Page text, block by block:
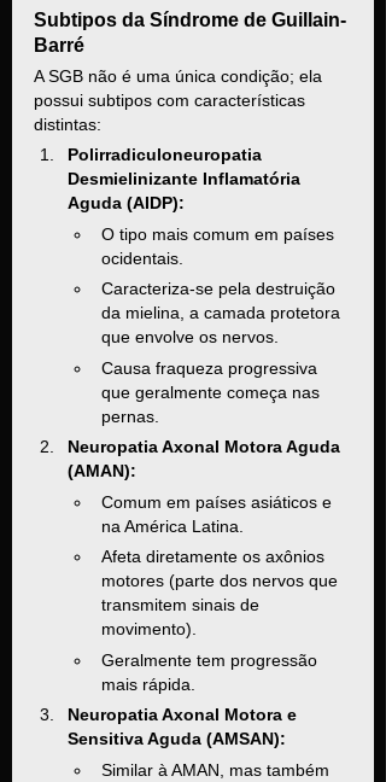
Subtipos da Síndrome de Guillain-
Barré
A SGB não é uma única condição; ela
possui subtipos com características
distintas:
Polirradiculoneuropatia
Desmielinizante Inflamatória
Aguda (AIDP):
O tipo mais comum em países
ocidentais.
Caracteriza-se pela destruição
da mielina, a camada protetora
que envolve os nervos.
Causa fraqueza progressiva
que geralmente começa nas
pernas.
Neuropatia Axonal Motora Aguda
(AMAN):
Comum em países asiáticos e
na América Latina.
Afeta diretamente os axônios
motores (parte dos nervos que
transmitem sinais de
movimento).
Geralmente tem progressão
mais rápida.
Neuropatia Axonal Motora e
Sensitiva Aguda (AMSAN):
Similar à AMAN, mas também